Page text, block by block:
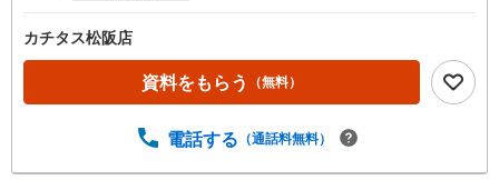
カチタス松阪店
資料をもらう （無料）
電話する （通話料無料）